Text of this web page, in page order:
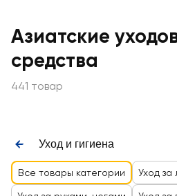
Азиатские
средства
441 товар
Уход и гигиена
Все товары категории Уход за